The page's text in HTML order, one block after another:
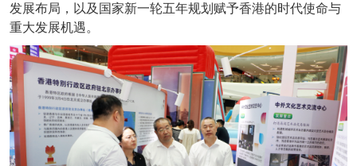
发展布局，以及国家新一轮五年规划赋予香港的时代使命与
重大发展机遇。